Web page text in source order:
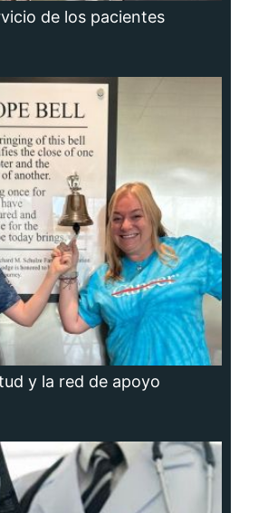
de los pacientes
y la red de apoyo